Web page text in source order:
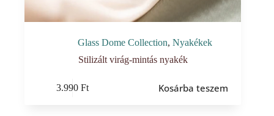
Glass Dome Collection,Nyakékek
Stilizált virág-mintás nyakék
3.990Ft Kosárba teszem